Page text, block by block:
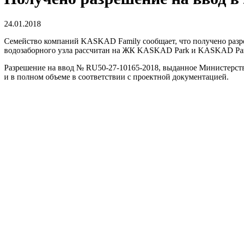
24.01.2018
Семейство компаний KASKAD Family сообщает, что получено
водозаборного узла рассчитан на ЖК KASKAD Park и KASKAD
Разрешение на ввод № RU50-27-10165-2018, выданное
и в полном объеме в соответствии с проектной документацией.